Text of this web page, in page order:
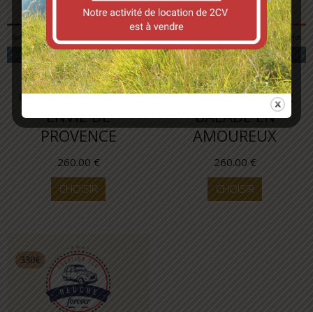
Carte cadeau
CARTE CADEAU :
ENVIE DE
PROVENCE
260.00 €
CHOISIR
Carte cadeau
CARTE CADEAU :
BALADE EN
AMOUREUX
260.00 €
CHOISIR